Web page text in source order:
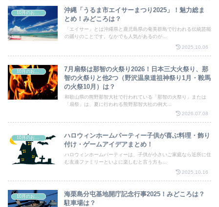
沖縄「うるま市エイサーまつり2025」！魅力総ま
とめ！みどころは？
「エイサー」とは沖縄県と鹿児島県の奄美群島で行われる伝統芸能
の踊りのことです。なかでも人気があるのが...
2025.10.06
7月扇祭は那智の火祭り2026！日本三大火祭り、那
智の火祭りと他2つ（野沢温泉道祖神祭り1月・鞍馬
の火祭10月）は？
和歌山県の熊野那智大社で行われている「那智の火祭り」または
「扇祭」は、夏に行われる熊野那智大社の例大...
2026.07.08
ハロウィンホームパーティー子供が喜ぶ料理・飾り
付け・ゲームアイデアまとめ！
ハロウィンホームパーティーは、子供が小さいご家庭なら近所に住
む友達ファミリーといよに楽しむと言う方も...
2025.10.16
10月のお祭り
海栗島分屯基地開庁記念行事2025！みどころは？
駐車場は？